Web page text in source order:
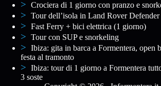
Crociera di 1 giorno con pranzo e
Tour dell’isola in Land Rover Defender
Fast Ferry + bici elettrica (1 giorno)
Tour con SUP e snorkeling
Ibiza: gita in barca a Formentera, open
festa al tramonto
Ibiza: tour di 1 giorno a Formentera
3 soste